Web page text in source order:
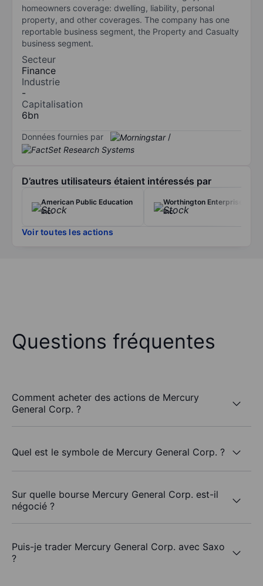
homeowners coverage: dwelling, liability, personal
property, and other coverages. The company has one
reportable business segment, the Property and Casualty
business segment.
Secteur
Finance
Industrie
-
Capitalisation
6bn
Données fournies par /
D’autres utilisateurs étaient intéressés par
American Public Education
Inc.
Worthington Enterprises
Inc.
Voir toutes les actions
Questions fréquentes
Comment acheter des actions de Mercury
General Corp. ?
Quel est le symbole de Mercury General Corp. ?
Sur quelle bourse Mercury General Corp. est-il
négocié ?
Puis-je trader Mercury General Corp. avec Saxo
?